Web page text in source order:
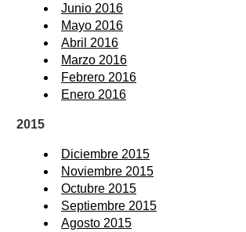
Junio 2016
Mayo 2016
Abril 2016
Marzo 2016
Febrero 2016
Enero 2016
2015
Diciembre 2015
Noviembre 2015
Octubre 2015
Septiembre 2015
Agosto 2015